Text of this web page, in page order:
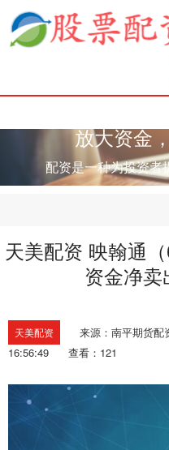
放大资金
配资是一种为投资者
天美配资 映翰通
资金净卖
天美配资 来源：南平期货配
16:56:49
查看：121